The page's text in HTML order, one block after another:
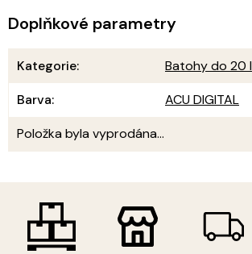
Doplňkové parametry
Kategorie:
Batohy do 20 l
Barva:
ACU DIGITAL
Položka byla vyprodána…